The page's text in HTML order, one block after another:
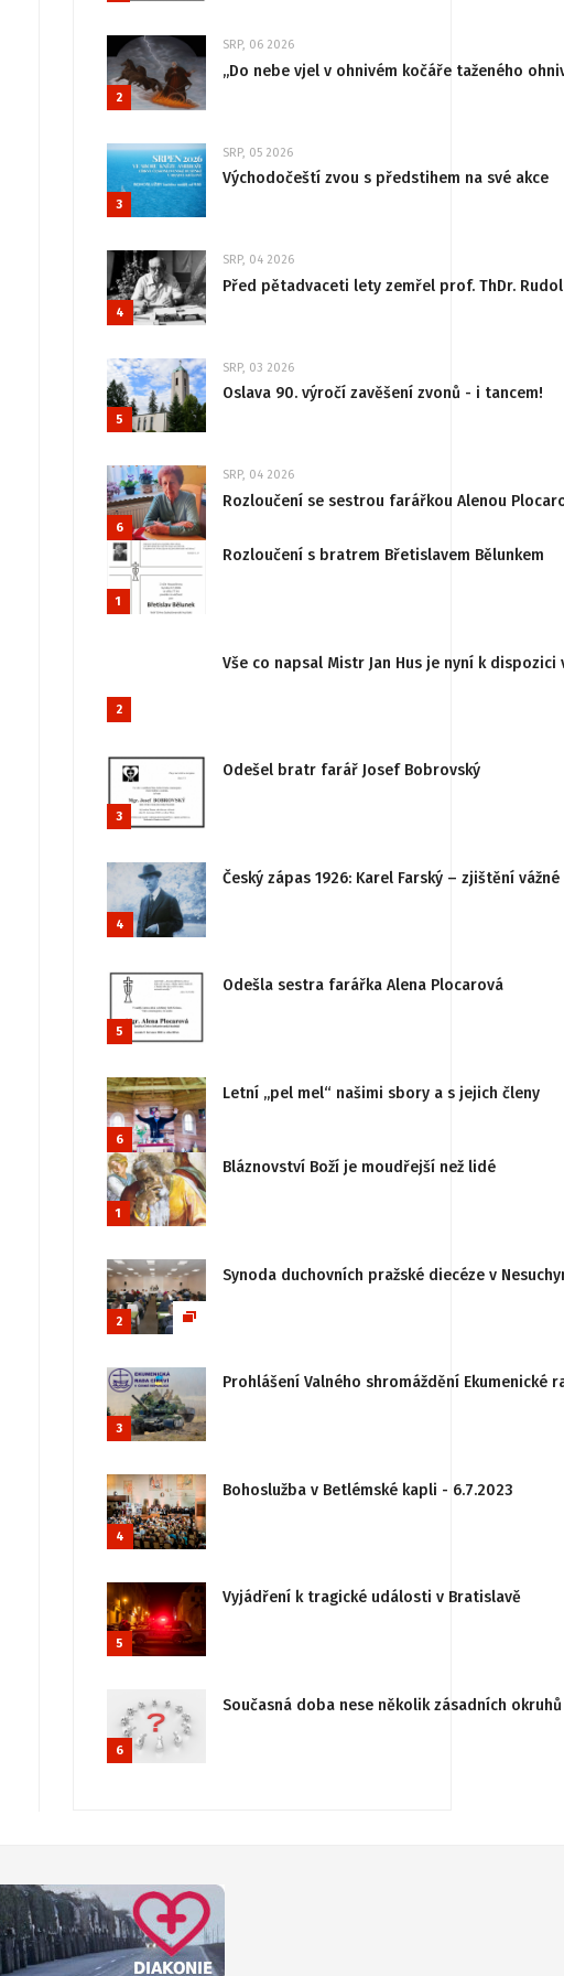
2
SRP, 06 2026
„Do nebe vjel v ohnivém kočáře taženého
3
SRP, 05 2026
Východočeští zvou s předstihem na své akce
4
SRP, 04 2026
Před pětadvaceti lety zemřel prof. ThDr.
5
SRP, 03 2026
Oslava 90. výročí zavěšení zvonů - i tancem!
6
SRP, 04 2026
Rozloučení se sestrou farářkou Alenou
1
Rozloučení s bratrem Břetislavem Bělunkem
2
Vše co napsal Mistr Jan Hus je nyní k
3
Odešel bratr farář Josef Bobrovský
4
Český zápas 1926: Karel Farský – zjištění
5
Odešla sestra farářka Alena Plocarová
6
Letní „pel mel“ našimi sbory a s jejich členy
1
Bláznovství Boží je moudřejší než lidé
2
Synoda duchovních pražské diecéze v
3
Prohlášení Valného shromáždění
4
Bohoslužba v Betlémské kapli - 6.7.2023
5
Vyjádření k tragické události v Bratislavě
6
Současná doba nese několik zásadních